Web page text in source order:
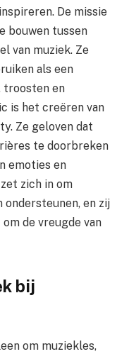
De missie
bouwen tussen
van muziek. Ze
als een
troosten en
is het creëren van
Ze geloven dat
te doorbreken
emoties en
zich in om
en zij
de vreugde van
bij
om muziekles,